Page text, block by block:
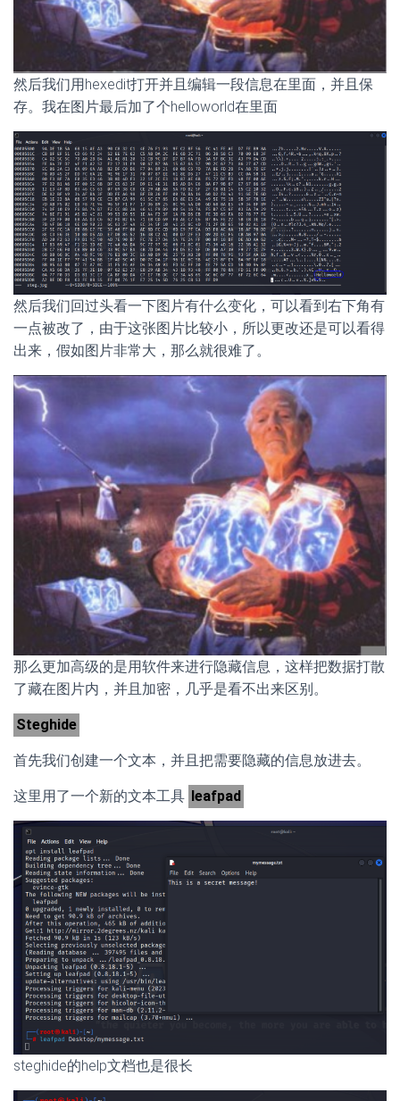
然后我们用hexedit打开并且编辑一段信息在里面，并且保
存。我在图片最后加了个helloworld在里面
然后我们回过头看一下图片有什么变化，可以看到右下角有
一点被改了，由于这张图片比较小，所以更改还是可以看得
出来，假如图片非常大，那么就很难了。
那么更加高级的是用软件来进行隐藏信息，这样把数据打散
了藏在图片内，并且加密，几乎是看不出来区别。
Steghide
首先我们创建一个文本，并且把需要隐藏的信息放进去。
这里用了一个新的文本工具 leafpad
steghide的help文档也是很长